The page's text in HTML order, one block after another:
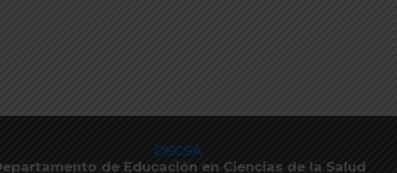
DECSA
de Educación en Ciencias de la Salud